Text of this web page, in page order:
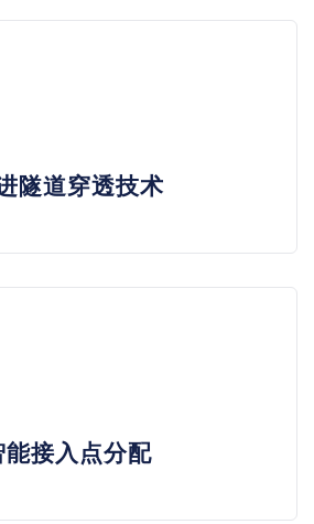
隧道穿透技术
能接入点分配